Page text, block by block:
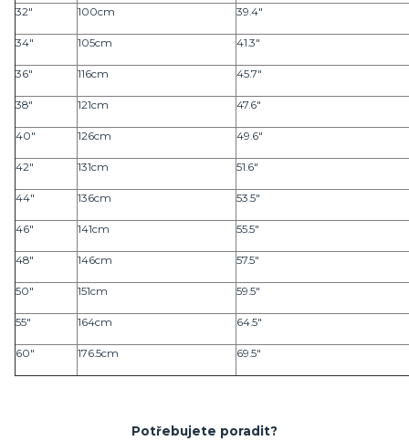
32" 100cm 39.4"
34" 105cm 41.3"
36" 116cm 45.7"
38" 121cm 47.6"
40" 126cm 49.6"
42" 131cm 51.6"
44" 136cm 53.5"
46" 141cm 55.5"
48" 146cm 57.5"
50" 151cm 59.5"
55" 164cm 64.5"
60" 176.5cm 69.5"
Potřebujete poradit?